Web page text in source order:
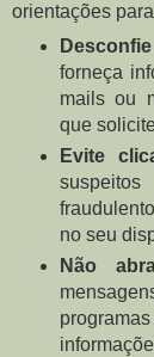
orientações
forneça
mails ou
que
Evite
no seu
Não